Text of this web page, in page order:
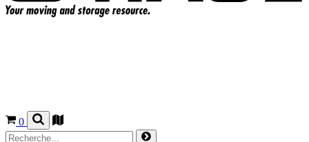
0